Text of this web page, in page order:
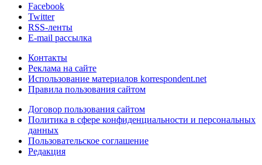
Facebook
Twitter
RSS-ленты
E-mail рассылка
Контакты
Реклама на сайте
Использование материалов korrespondent.net
Правила пользования сайтом
Договор пользования сайтом
Политика в сфере конфиденциальности и персональных
данных
Пользовательское соглашение
Редакция